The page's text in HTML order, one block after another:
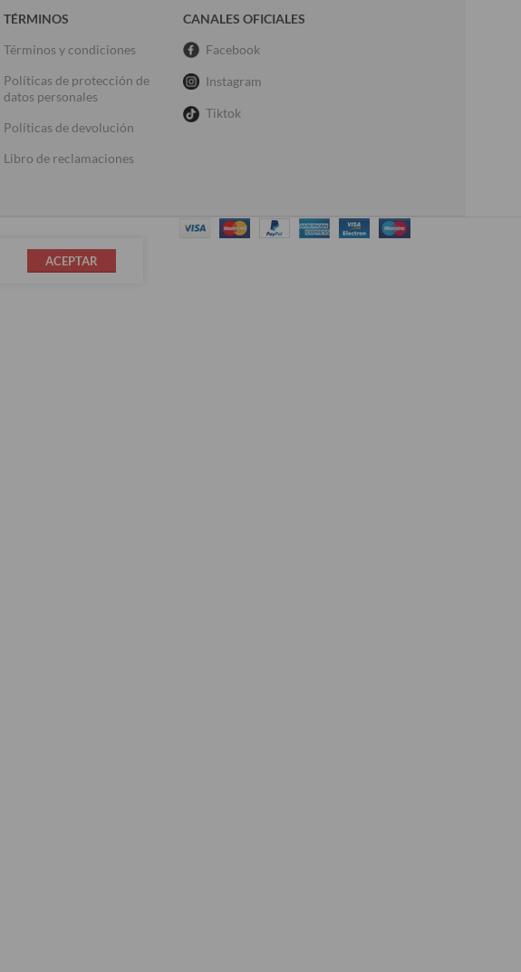
TÉRMINOS
Términos y condiciones
Políticas de protección de
datos personales
Políticas de devolución
Libro de reclamaciones
CANALES OFICIALES
Facebook
Instagram
Tiktok
ACEPTAR